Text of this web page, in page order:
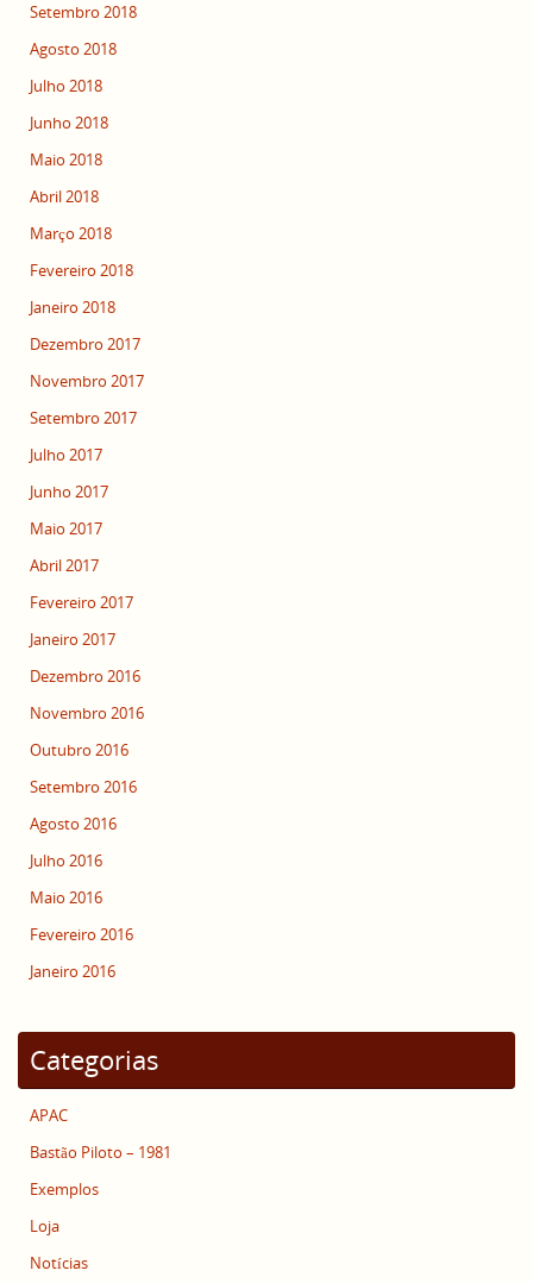
Setembro 2018
Agosto 2018
Julho 2018
Junho 2018
Maio 2018
Abril 2018
Março 2018
Fevereiro 2018
Janeiro 2018
Dezembro 2017
Novembro 2017
Setembro 2017
Julho 2017
Junho 2017
Maio 2017
Abril 2017
Fevereiro 2017
Janeiro 2017
Dezembro 2016
Novembro 2016
Outubro 2016
Setembro 2016
Agosto 2016
Julho 2016
Maio 2016
Fevereiro 2016
Janeiro 2016
Categorias
APAC
Bastão Piloto – 1981
Exemplos
Loja
Notícias